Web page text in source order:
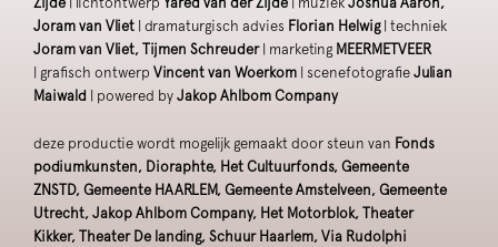
Joram van Vliet | dramaturgisch advies Florian Helwig | techniek
Joram van Vliet, Tijmen Schreuder | marketing MEERMETVEER
| grafisch ontwerp Vincent van Woerkom | scenefotografie Julian
Maiwald
| powered by Jakop Ahlbom Company
deze productie wordt mogelijk gemaakt door steun van Fonds
podiumkunsten, Dioraphte, Het Cultuurfonds, Gemeente
ZNSTD, Gemeente HAARLEM, Gemeente Amstelveen, Gemeente
Utrecht, Jakop Ahlbom Company, Het Motorblok, Theater
Kikker, Theater De landing, Schuur Haarlem, Via Rudolphi